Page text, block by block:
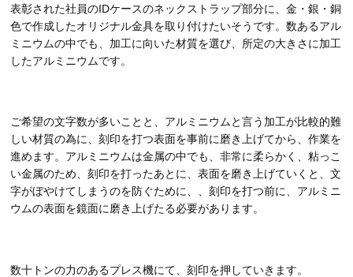
​​​​​​​表彰された社員のIDケースのネックストラップ部分に、金・銀・銅
色で作成したオリジナル金具を取り付けたいそうです。数あるアル
ミニウムの中でも、加工に向いた材質を選び、所定の大きさに加工
したアルミニウムです。
​​​​​​​ご希望の文字数が多いことと、アルミニウムと言う加工が比較的難
しい材質の為に、刻印を打つ表面を事前に磨き上げてから、作業を
進めます。アルミニウムは金属の中でも、非常に柔らかく、粘っこ
い金属のため、刻印を打ったあとに、表面を磨き上げていくと、文
字がぼやけてしまうのを防ぐために、、刻印を打つ前に、アルミニ
ウムの表面を鏡面に磨き上げたる必要があります。
​​​​​​​数十トンの力のあるプレス機にて、刻印を押していきます。